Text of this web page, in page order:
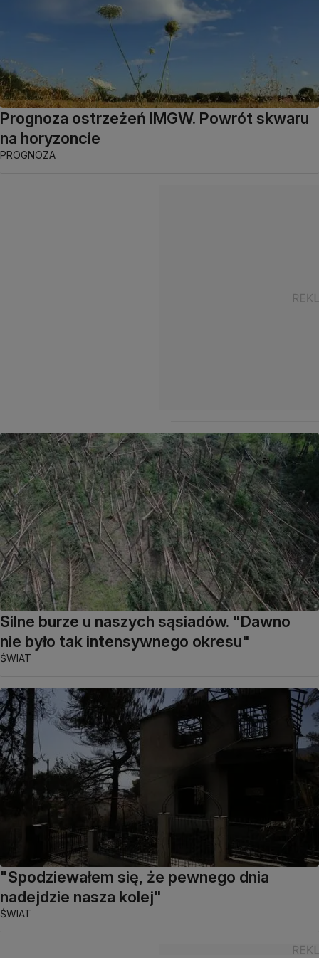
Prognoza ostrzeżeń IMGW. Powrót skwaru
na horyzoncie
PROGNOZA
Silne burze u naszych sąsiadów. "Dawno
nie było tak intensywnego okresu"
ŚWIAT
"Spodziewałem się, że pewnego dnia
nadejdzie nasza kolej"
ŚWIAT